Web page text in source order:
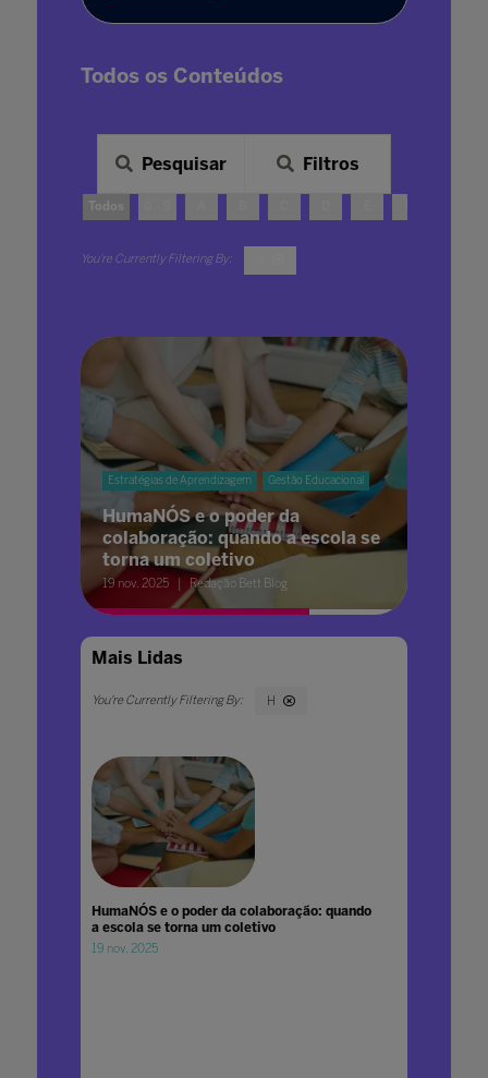
Todos os Conteúdos
Pesquisar Filtros
Todos
Estratégias de Aprendizagem Gestão Educacional
HumaNÓS e o poder da
colaboração: quando a escola se
torna um coletivo
19 nov. 2025 Redação Bett Blog
Mais Lidas
H
HumaNÓS e o poder da colaboração: quando
a escola se torna um coletivo
19 nov. 2025